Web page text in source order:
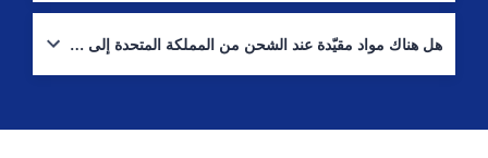
استخدم خدمة الشراء بالنيابة ("اشتريها لي"). أخبرنا بالمنتجات والمتجر؛
سنقوم بشرائها محليًا في المملكة المتحدة ونشحنها إلى عنوانك في عُمان.
هل هناك مواد مقيّدة عند الشحن من المملكة المتحدة إلى عُمان؟
شركات الشحن أو الجمارك. راجع القوائم والموارد الرسمية المذكورة أعلاه